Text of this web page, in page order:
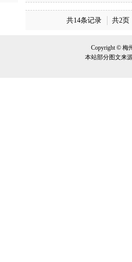
共14条记录 共2页
Copyright © 梅
本站部分图文来